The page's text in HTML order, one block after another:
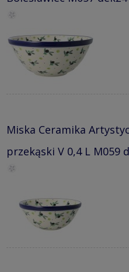
Miska Ceramika
przekąski V 0,4 L M059